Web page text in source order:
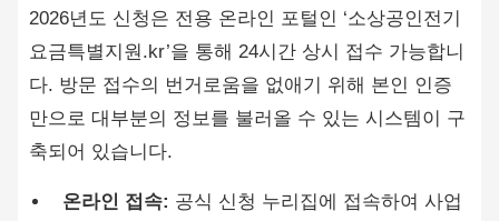
2026년도 신청은 전용 온라인 포털인 ‘소상공인전기
요금특별지원.kr’을 통해 24시간 상시 접수 가능합니
다. 방문 접수의 번거로움을 없애기 위해 본인 인증
만으로 대부분의 정보를 불러올 수 있는 시스템이 구
축되어 있습니다.
온라인 접속: 공식 신청 누리집에 접속하여 사업